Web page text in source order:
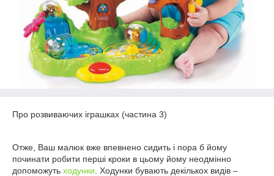
Про розвиваючих іграшках (частина 3)
Отже, Ваш малюк вже впевнено сидить і пора б йому
починати робити перші кроки в цьому йому неодмінно
допоможуть ходунки . Ходунки бувають декількох видів –